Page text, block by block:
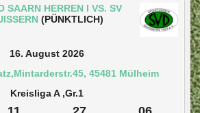
SAARN HERREN I VS. SV
(PÜNKTLICH)
16. August 2026
45481 Mülheim
Kreisliga A ,Gr.1